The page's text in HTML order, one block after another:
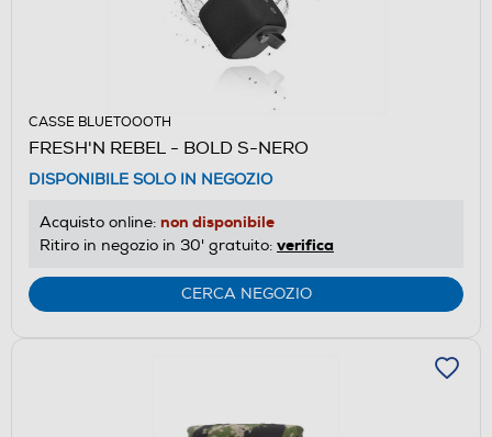
CASSE BLUETOOOTH
FRESH'N REBEL - BOLD S-NERO
DISPONIBILE SOLO IN NEGOZIO
Acquisto online: non disponibile
Ritiro in negozio in 30' gratuito: verifica
CERCA NEGOZIO